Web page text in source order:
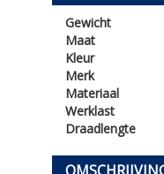
Gewicht
Maat
Kleur
Merk
Materiaal
Werklast
Draadlengte